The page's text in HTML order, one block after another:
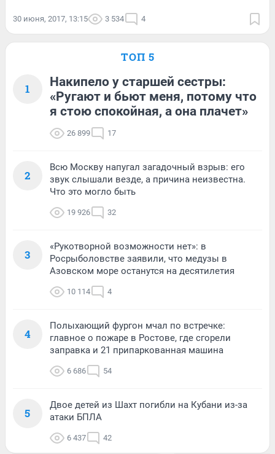
30 июня, 2017, 13:15 3 534 4
ТОП 5
1
Накипело у старшей сестры:
«Ругают и бьют меня, потому что
я стою спокойная, а она плачет»
26 899 17
2
Всю Москву напугал загадочный взрыв: его
звук слышали везде, а причина неизвестна.
Что это могло быть
19 926 32
3
«Рукотворной возможности нет»: в
Росрыболовстве заявили, что медузы в
Азовском море останутся на десятилетия
10 114 4
4
Полыхающий фургон мчал по встречке:
главное о пожаре в Ростове, где сгорели
заправка и 21 припаркованная машина
6 686 54
5
Двое детей из Шахт погибли на Кубани из-за
атаки БПЛА
6 437 42